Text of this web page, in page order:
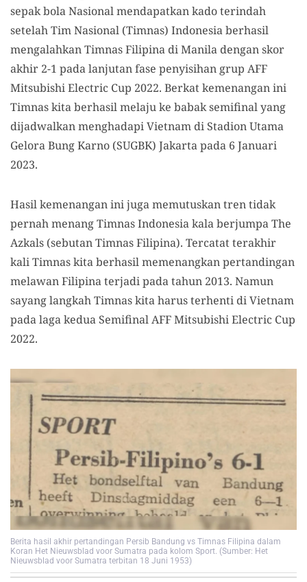
sepak bola Nasional mendapatkan kado terindah
setelah Tim Nasional (Timnas) Indonesia berhasil
mengalahkan Timnas Filipina di Manila dengan skor
akhir 2-1 pada lanjutan fase penyisihan grup AFF
Mitsubishi Electric Cup 2022. Berkat kemenangan ini
Timnas kita berhasil melaju ke babak semifinal yang
dijadwalkan menghadapi Vietnam di Stadion Utama
Gelora Bung Karno (SUGBK) Jakarta pada 6 Januari
2023.
Hasil kemenangan ini juga memutuskan tren tidak
pernah menang Timnas Indonesia kala berjumpa The
Azkals (sebutan Timnas Filipina). Tercatat terakhir
kali Timnas kita berhasil memenangkan pertandingan
melawan Filipina terjadi pada tahun 2013. Namun
sayang langkah Timnas kita harus terhenti di Vietnam
pada laga kedua Semifinal AFF Mitsubishi Electric Cup
2022.
Berita hasil akhir pertandingan Persib Bandung vs Timnas Filipina dalam
Koran Het Nieuwsblad voor Sumatra pada kolom Sport. (Sumber: Het
Nieuwsblad voor Sumatra terbitan 18 Juni 1953)